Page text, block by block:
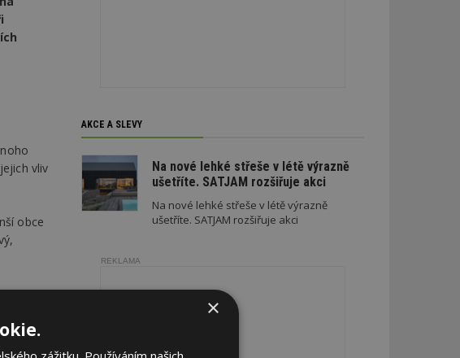
vliv
obce
2035.
AKCE A SLEVY
Na nové lehké střeše v létě výrazně
ušetříte. SATJAM rozšiřuje akci
Na nové lehké střeše v létě výrazně
ušetříte. SATJAM rozšiřuje akci
REKLAMA
×